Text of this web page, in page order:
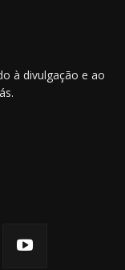
à divulgação e ao